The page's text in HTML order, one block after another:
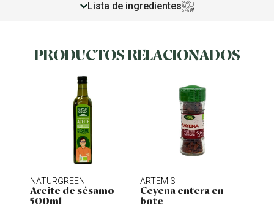
Lista de ingredientes
PRODUCTOS RELACIONADOS
NATURGREEN
Aceite de sésamo
500ml
ARTEMIS
Ceyena entera en
bote